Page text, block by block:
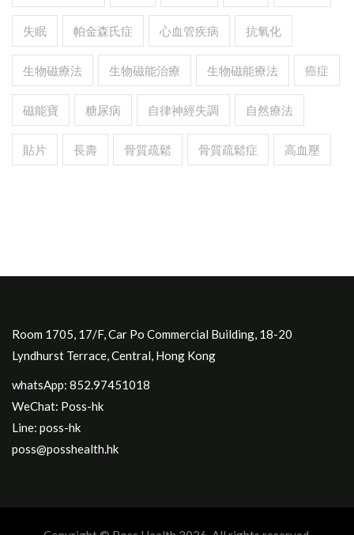
失眠 帕金森氏症 心血管疾病 抗氧化
生物磁療法 生物磁能治療 生物磁能療法 癌症
磁能寶 糖尿病 自律神經失調 自然療法
貼片 長壽 骨質疏鬆 骨質疏鬆症 高血壓
Room 1705, 17/F, Car Po Commercial Building, 18-20
Lyndhurst Terrace, Central, Hong Kong
whatsApp: 852.97451018
WeChat: Poss-hk
Line: poss-hk
poss@posshealth.hk